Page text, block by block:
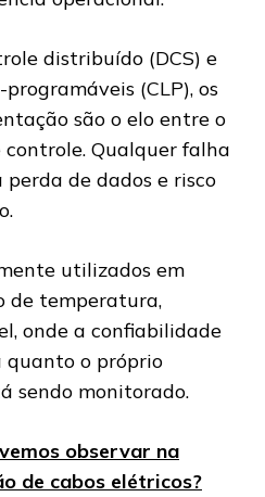
distribuído (DCS) e
(CLP), os
são o elo entre o
Qualquer falha
perda de dados e risco
utilizados em
de temperatura,
onde a confiabilidade
o próprio
sendo monitorado.
observar na
de cabos elétricos?